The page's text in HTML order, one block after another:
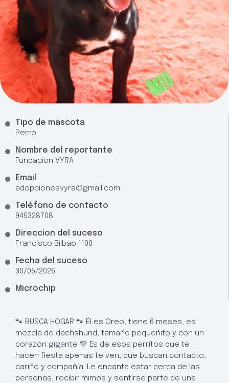
Tipo de mascota
Perro
Nombre del reportante
Fundacion VYRA
Email
adopcionesvyra@gmail.com
Teléfono de contacto
945328708
Direccion del suceso
Francisco Bilbao 1100
Fecha del suceso
30/05/2026
Microchip
🐾 BUSCA HOGAR 🐾 Él es Oreo, tiene 6 meses, es
mezcla de dachshund, tamaño pequeñito y con un
corazón gigante 💛 Es de esos perritos que te
hacen fiesta apenas te ven, que buscan contacto,
cariño y compañía. Le encanta estar cerca de las
personas, recibir mimos y sentirse parte de una